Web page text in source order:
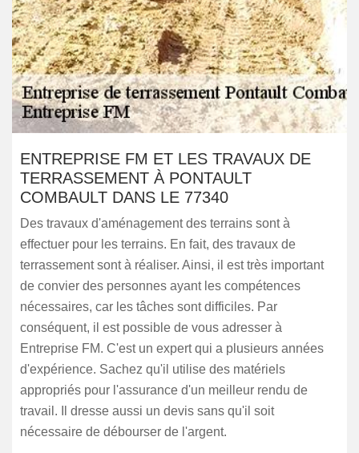
ENTREPRISE FM ET LES TRAVAUX DE
TERRASSEMENT À PONTAULT
COMBAULT DANS LE 77340
Des travaux d'aménagement des terrains sont à
effectuer pour les terrains. En fait, des travaux de
terrassement sont à réaliser. Ainsi, il est très important
de convier des personnes ayant les compétences
nécessaires, car les tâches sont difficiles. Par
conséquent, il est possible de vous adresser à
Entreprise FM. C'est un expert qui a plusieurs années
d'expérience. Sachez qu'il utilise des matériels
appropriés pour l'assurance d'un meilleur rendu de
travail. Il dresse aussi un devis sans qu'il soit
nécessaire de débourser de l'argent.